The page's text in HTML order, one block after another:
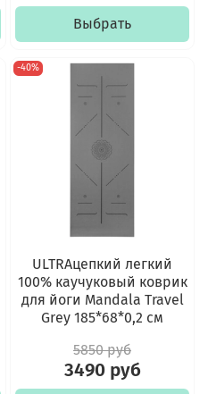
Выбрать
-40%
ULTRAцепкий легкий
100% каучуковый коврик
для йоги Mandala Travel
Grey 185*68*0,2 см
5850 руб
3490 руб